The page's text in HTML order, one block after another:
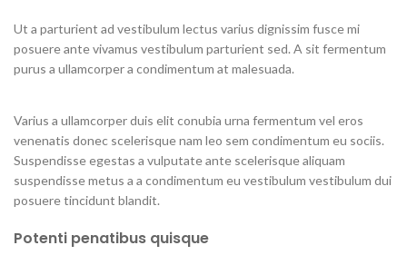
Ut a parturient ad vestibulum lectus varius dignissim fusce mi
posuere ante vivamus vestibulum parturient sed. A sit fermentum
purus a ullamcorper a condimentum at malesuada.
Varius a ullamcorper duis elit conubia urna fermentum vel eros
venenatis donec scelerisque nam leo sem condimentum eu sociis.
Suspendisse egestas a vulputate ante scelerisque aliquam
suspendisse metus a a condimentum eu vestibulum vestibulum dui
posuere tincidunt blandit.
Potenti penatibus quisque